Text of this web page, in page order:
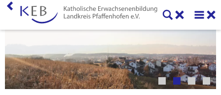
Veranstaltungen
KEB Pfaffenhofen